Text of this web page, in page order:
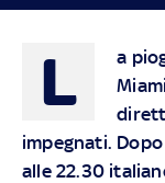
L
a
impegnati.
alle 22.30